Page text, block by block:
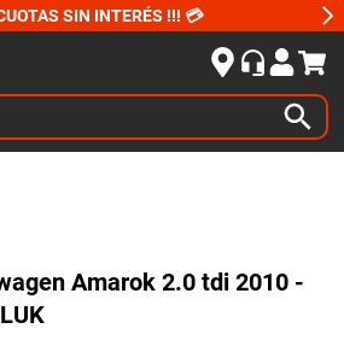
SIN INTERÉS !!! 💳
Amarok 2.0 tdi 2010 -